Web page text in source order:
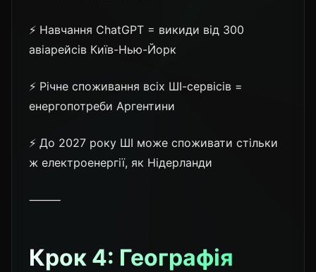
⚡ Навчання ChatGPT = викиди від 300
авіарейсів Київ-Нью-Йорк
⚡ Річне споживання всіх ШІ-сервісів =
енергопотреби Аргентини
⚡ До 2027 року ШІ може споживати стільки
ж електроенергії, як Нідерланди
⸻
Крок 4: Географія